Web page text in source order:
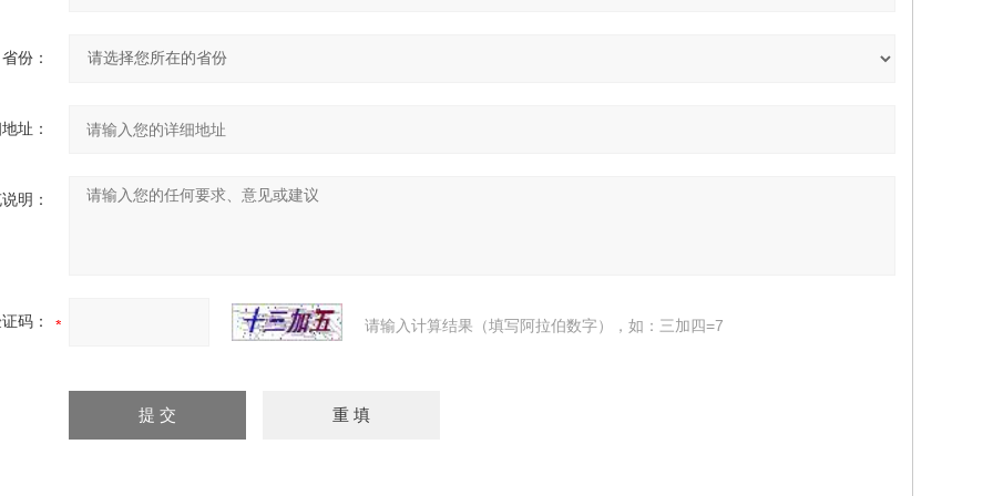
省份：
址：
明：
码： 请输入计算结果（填写阿拉伯数字），如：三加四=7